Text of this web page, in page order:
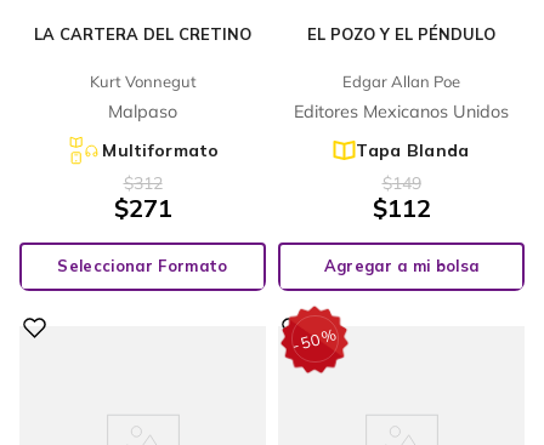
LA CARTERA DEL CRETINO
Kurt Vonnegut
Malpaso
Multiformato
$312
$271
Seleccionar Formato
EL POZO Y EL PÉNDULO
Edgar Allan Poe
Editores Mexicanos Unidos
Tapa Blanda
$149
$112
Agregar a mi bolsa
-50%